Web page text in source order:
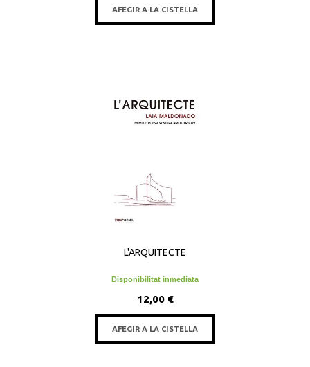
AFEGIR A LA CISTELLA
L'ARQUITECTE
Disponibilitat inmediata
12,00 €
AFEGIR A LA CISTELLA